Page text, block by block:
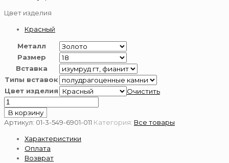
Цвет изделия
Красный
Металл
Размер
Вставка
Типы вставок
Цвет изделия
Очистить
Количество
товара
Золотое
пробы
В корзину
Артикул: 01-3-549-6901-011 Категория: Все товары
Характеристики
Оплата
Возврат